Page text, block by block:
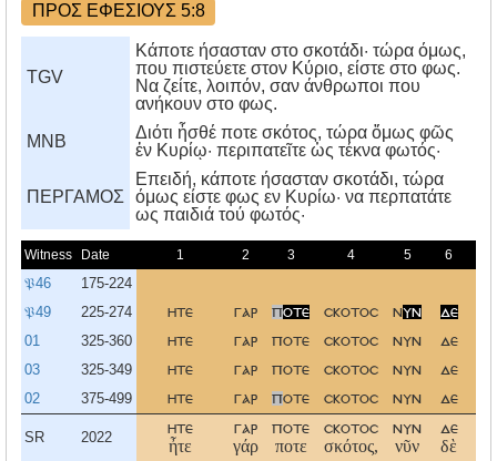
ΠΡΟΣ ΕΦΕΣΙΟΥΣ 5:8
TGV
Κάποτε ήσασταν στο σκοτάδι· τώρα όμως,
που πιστεύετε στον Κύριο, είστε στο φως.
Να ζείτε, λοιπόν, σαν άνθρωποι που
ανήκουν στο φως.
MNB
Διότι ἦσθέ ποτε σκότος, τώρα ὅμως φῶς
ἐν Κυρίῳ· περιπατεῖτε ὡς τέκνα φωτός·
ΠΕΡΓΑΜΟΣ
Eπειδή, κάποτε ήσασταν σκοτάδι, τώρα
όμως είστε φως εν Kυρίω· να περπατάτε
ως παιδιά τού φωτός·
Witness Date 1 2 3 4 5 6
𝔓46
175-224
𝔓49
225-274 ητε γαρ ποτε σκοτοσ νυν δε
01 325-360 ητε γαρ ποτε σκοτοσ νυν δε
03 325-349 ητε γαρ ποτε σκοτοσ νυν δε
02 375-499 ητε γαρ ποτε σκοτοσ νυν δε
SR 2022
ητε
ἦτε
γαρ
γάρ
ποτε
ποτε
σκοτοσ
σκότος,
νυν
νῦν
δε
δὲ